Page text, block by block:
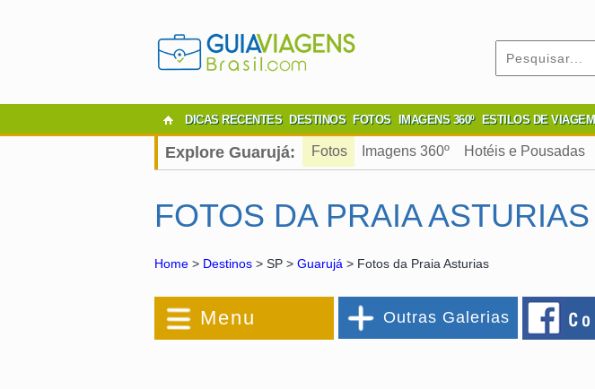
DICAS RECENTES DESTINOS FOTOS IMAGENS 360º ESTILOS DE VIAGEM
Explore Guarujá: Fotos Imagens 360º Hotéis e Pousadas
FOTOS DA PRAIA ASTURIAS
Home > Destinos > SP > Guarujá > Fotos da Praia Asturias
Menu Outras Galerias